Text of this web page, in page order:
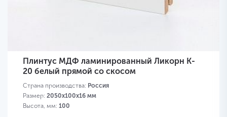
Плинтус МДФ ламинированный Ликорн K-
20 белый прямой со скосом
Страна производства: Россия
Размер: 2050х100х16 мм
Высота, мм: 100